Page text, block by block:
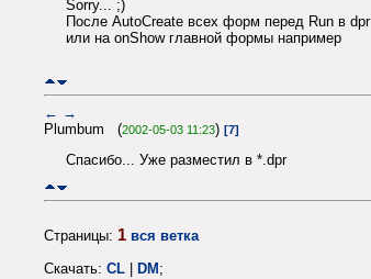
Sorry... ;)
После AutoCreate всех форм перед Run в dpr
или на onShow главной формы например
← →
Plumbum (2002-05-03 11:23) [7]
Спасибо... Уже разместил в *.dpr
Страницы: 1 вся ветка
Скачать: CL | DM;